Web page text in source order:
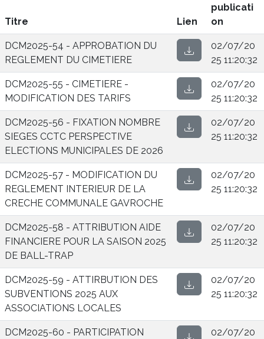
Titre Lien
publicati
on
DCM2025-54 - APPROBATION DU
REGLEMENT DU CIMETIERE
02/07/20
25 11:20:32
DCM2025-55 - CIMETIERE -
MODIFICATION DES TARIFS
02/07/20
25 11:20:32
DCM2025-56 - FIXATION NOMBRE
SIEGES CCTC PERSPECTIVE
ELECTIONS MUNICIPALES DE 2026
02/07/20
25 11:20:32
DCM2025-57 - MODIFICATION DU
REGLEMENT INTERIEUR DE LA
CRECHE COMMUNALE GAVROCHE
02/07/20
25 11:20:32
DCM2025-58 - ATTRIBUTION AIDE
FINANCIERE POUR LA SAISON 2025
DE BALL-TRAP
02/07/20
25 11:20:32
DCM2025-59 - ATTIRBUTION DES
SUBVENTIONS 2025 AUX
ASSOCIATIONS LOCALES
02/07/20
25 11:20:32
DCM2025-60 - PARTICIPATION
02/07/20